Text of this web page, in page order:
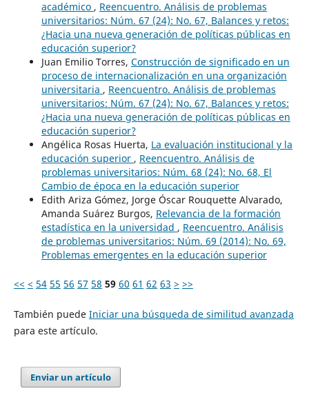
académico , Reencuentro. Análisis de problemas
universitarios: Núm. 67 (24): No. 67, Balances y retos:
¿Hacia una nueva generación de políticas públicas en
educación superior?
Juan Emilio Torres, Construcción de significado en un
proceso de internacionalización en una organización
universitaria , Reencuentro. Análisis de problemas
universitarios: Núm. 67 (24): No. 67, Balances y retos:
¿Hacia una nueva generación de políticas públicas en
educación superior?
Angélica Rosas Huerta, La evaluación institucional y la
educación superior , Reencuentro. Análisis de
problemas universitarios: Núm. 68 (24): No. 68, El
Cambio de época en la educación superior
Edith Ariza Gómez, Jorge Óscar Rouquette Alvarado,
Amanda Suárez Burgos, Relevancia de la formación
estadística en la universidad , Reencuentro. Análisis
de problemas universitarios: Núm. 69 (2014): No. 69,
Problemas emergentes en la educación superior
<< < 54 55 56 57 58 59 60 61 62 63 > >>
También puede Iniciar una búsqueda de similitud avanzada
para este artículo.
Enviar un artículo